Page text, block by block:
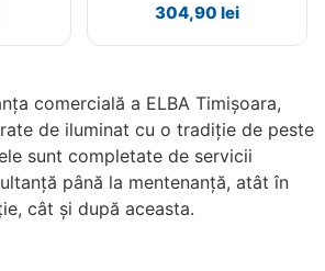
304,90 lei
comercială a ELBA Timișoara,
de iluminat cu o tradiție de peste
sunt completate de servicii
până la mentenanță, atât în
cât și după aceasta.